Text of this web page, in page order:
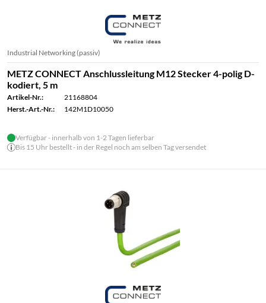
Industrial Networking (passiv)
METZ CONNECT Anschlussleitung M12 Stecker 4-polig D-
kodiert, 5 m
Artikel-Nr.:
21168804
Herst.-Art.-Nr.:
142M1D10050
Verfügbar - innerhalb von 1-2 Tagen lieferbar
Bis 15 Uhr bestellt - in der Regel noch am selben Tag versendet